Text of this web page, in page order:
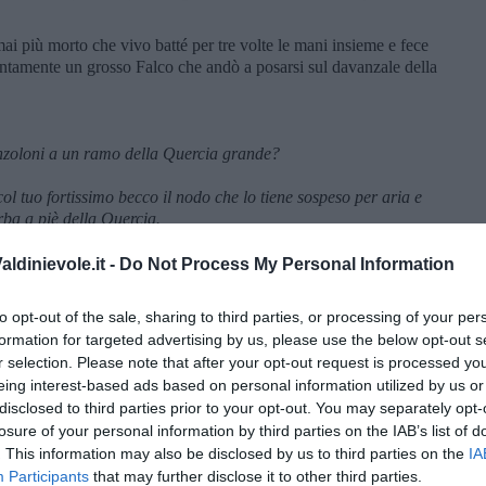
- Do Not Process My Personal Information
opt-out of the sale, sharing to third parties, or processing of your
for targeted advertising by us, please use the below opt-out
selection. Please note that after your opt-out request is processed
interest-based ads based on personal information utilized by us
to third parties prior to your opt-out. You may separately
of your personal information by third parties on the IAB’s list of
This information may also be disclosed by us to third parties on the
Participants that may further disclose it to other third parties.
più morto che vivo batté per tre volte le mani insieme e fece
un grosso Falco che andò a posarsi sul davanzale della
a un ramo della Quercia grande?
tuo fortissimo becco il nodo che lo tiene sospeso per aria e
a piè della Quercia.
la più bella carrozza della mia scuderia e prendi la via
Quercia troverai disteso sull’erba un povero burattino
pari pari sui cuscini della carrozza e portamelo qui. Hai
tutti la conosciamo; ma ritorneremo dopo a parlare di
a Conan Doyle.
di Sherlock Holmes nel dicembre del 1893,
insieme al professor Moriarty nel racconto “Il problema
nella storia della letteratura. Doyle era semplicemente
i suoi "romanzi storici seri" e confessò che Holmes gli